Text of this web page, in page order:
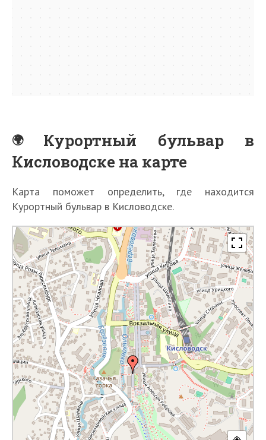
Курортный бульвар в
Кисловодске на карте
Карта поможет определить, где находится
Курортный бульвар в Кисловодске.